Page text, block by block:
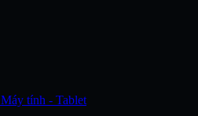
Máy tính - Tablet